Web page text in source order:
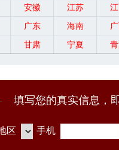
安徽 江苏
广东 海南
甘肃 宁夏
填写您的真实信息，
区 手机